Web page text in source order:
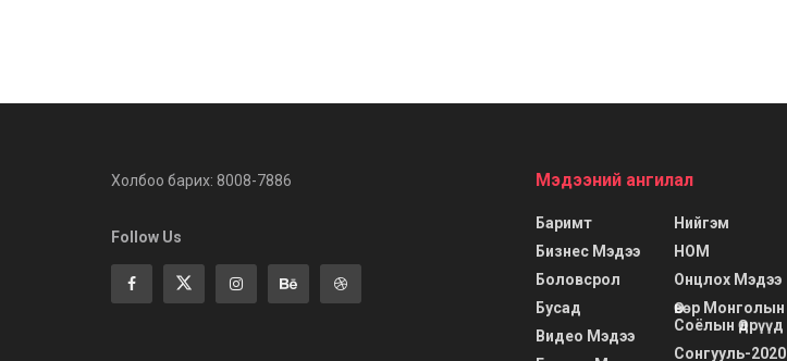
Холбоо барих: 8008-7886
Follow Us
Мэдээний ангилал
Баримт
Бизнес Мэдээ
Боловсрол
Бусад
Видео Мэдээ
Нийгэм
НОМ
Онцлох Мэдээ
Өвөр Монголын
Соёлын Өдрүүд
Сонгууль-2020